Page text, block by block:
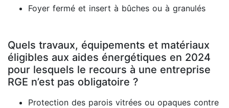
Foyer fermé et insert à bûches ou à granulés
Quels travaux, équipements et matériaux
éligibles aux aides énergétiques en 2024
pour lesquels le recours à une entreprise
RGE n’est pas obligatoire ?
Protection des parois vitrées ou opaques contre